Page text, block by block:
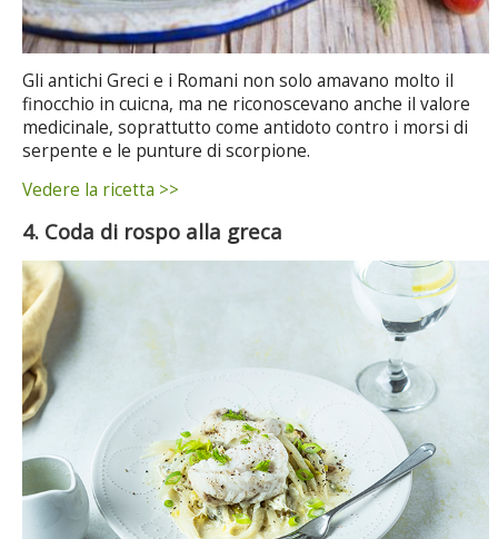
Gli antichi Greci e i Romani non solo amavano molto il
finocchio in cuicna, ma ne riconoscevano anche il valore
medicinale, soprattutto come antidoto contro i morsi di
serpente e le punture di scorpione.
Vedere la ricetta >>
4. Coda di rospo alla greca